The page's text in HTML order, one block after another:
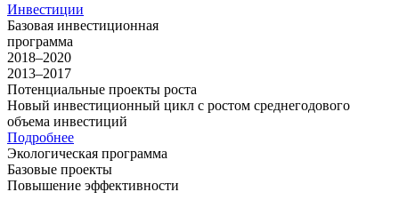
Инвестиции
Базовая инвестиционная
программа
2018–2020
2013–2017
Потенциальные проекты роста
Новый инвестиционный цикл с ростом среднегодового
объема инвестиций
Подробнее
Экологическая программа
Базовые проекты
Повышение эффективности